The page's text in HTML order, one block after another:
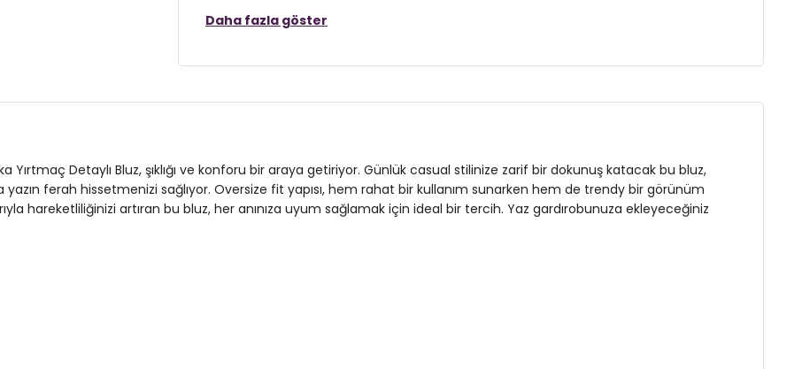
Model:Bluz
Kısa Kol
Kalınlık:İnce
Daha fazla göster
Yırtmaç Detaylı Bluz, şıklığı ve konforu bir araya getiriyor. Günlük casual stilinize zarif bir dokunuş katacak bu bluz,
ferah hissetmenizi sağlıyor. Oversize fit yapısı, hem rahat bir kullanım sunarken hem de trendy bir görünüm
hareketliliğinizi artıran bu bluz, her anınıza uyum sağlamak için ideal bir tercih. Yaz gardırobunuza ekleyeceğiniz